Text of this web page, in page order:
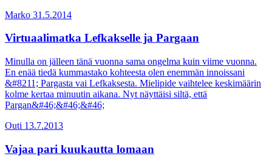
Marko 31.5.2014
Virtuaalimatka Lefkakselle ja Pargaan
Minulla on jälleen tänä vuonna sama ongelma kuin viime vuonna.
En enää tiedä kummastako kohteesta olen enemmän innoissani
&#8211; Pargasta vai Lefkaksesta. Mielipide vaihtelee keskimäärin
kolme kertaa minuutin aikana. Nyt näyttäisi siltä, että
Pargan&#46;&#46;&#46;
Outi 13.7.2013
Vajaa pari kuukautta lomaan